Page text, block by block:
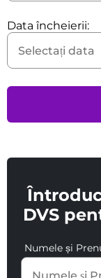
Data încheierii:
DVS
Numele și